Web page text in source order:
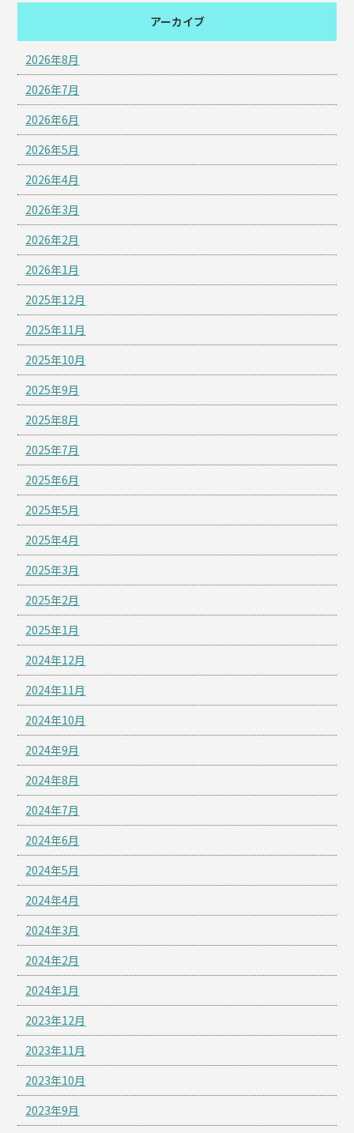
アーカイブ
2026年8月
2026年7月
2026年6月
2026年5月
2026年4月
2026年3月
2026年2月
2026年1月
2025年12月
2025年11月
2025年10月
2025年9月
2025年8月
2025年7月
2025年6月
2025年5月
2025年4月
2025年3月
2025年2月
2025年1月
2024年12月
2024年11月
2024年10月
2024年9月
2024年8月
2024年7月
2024年6月
2024年5月
2024年4月
2024年3月
2024年2月
2024年1月
2023年12月
2023年11月
2023年10月
2023年9月